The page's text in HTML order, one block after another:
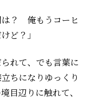
は？ 俺もうコーヒ
ど？」
れて、でも言葉に
ちになりゆっくり
目辺りに触れて、